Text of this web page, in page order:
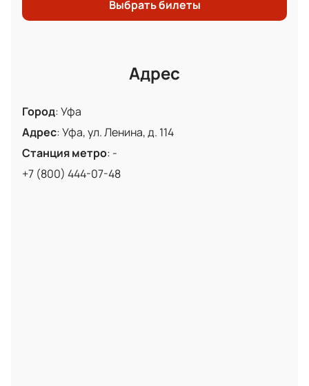
Выбрать билеты
Адрес
Город:Уфа
Адрес:Уфа, ул. Ленина, д. 114
Станция метро: -
+7 (800) 444-07-48